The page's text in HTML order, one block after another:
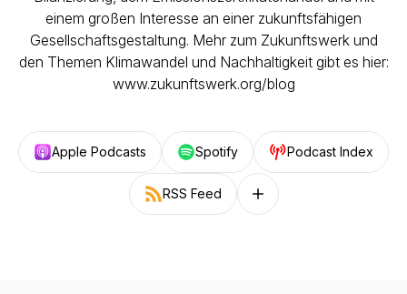
einem großen Interesse an einer zukunftsfähigen
Gesellschaftsgestaltung. Mehr zum Zukunftswerk und
den Themen Klimawandel und Nachhaltigkeit gibt es hier:
www.zukunftswerk.org/blog
Apple Podcasts Spotify Podcast Index
RSS Feed Follow on other platforms